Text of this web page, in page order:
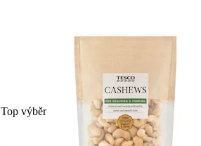
Top výběr